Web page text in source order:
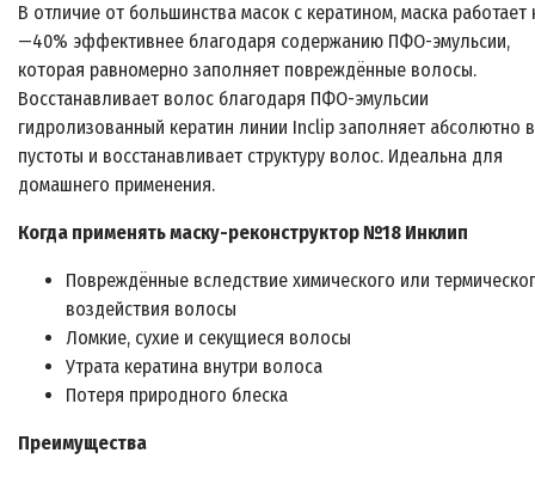
В отличие от большинства масок с кератином, маска работает
—40% эффективнее благодаря содержанию ПФО-эмульсии,
которая равномерно заполняет повреждённые волосы.
Восстанавливает волос благодаря ПФО-эмульсии
гидролизованный кератин линии Inclip заполняет абсолютно
пустоты и восстанавливает структуру волос. Идеальна для
домашнего применения.
Когда применять маску-реконструктор №18 Инклип
Повреждённые вследствие химического или
воздействия волосы
Ломкие, сухие и секущиеся волосы
Утрата кератина внутри волоса
Потеря природного блеска
Преимущества